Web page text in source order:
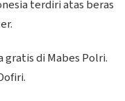
terdiri atas beras
di Mabes Polri.